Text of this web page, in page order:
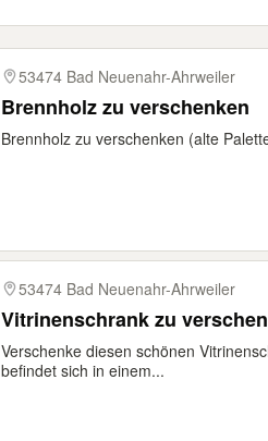
53474 Bad Neuenahr-Ahrweiler
Brennholz zu verschenken
Brennholz zu verschenken (alte
53474 Bad Neuenahr-Ahrweiler
Vitrinenschrank zu
Verschenke diesen schönen
befindet sich in einem...